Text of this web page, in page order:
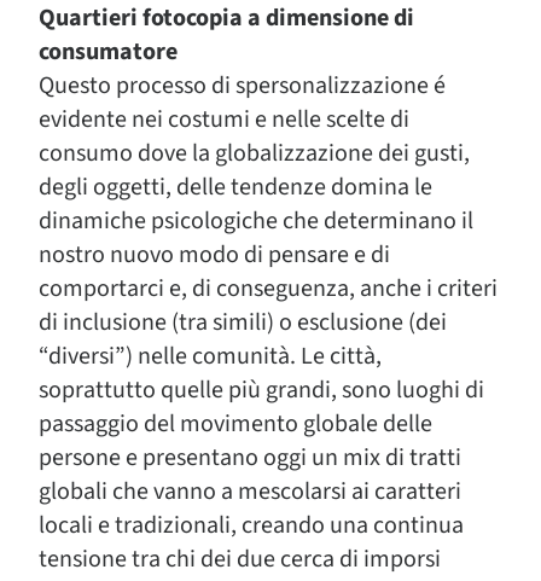
Quartieri fotocopia a dimensione di
consumatore
Questo processo di spersonalizzazione é
evidente nei costumi e nelle scelte di
consumo dove la globalizzazione dei gusti,
degli oggetti, delle tendenze domina le
dinamiche psicologiche che determinano il
nostro nuovo modo di pensare e di
comportarci e, di conseguenza, anche i criteri
di inclusione (tra simili) o esclusione (dei
“diversi”) nelle comunità. Le città,
soprattutto quelle più grandi, sono luoghi di
passaggio del movimento globale delle
persone e presentano oggi un mix di tratti
globali che vanno a mescolarsi ai caratteri
locali e tradizionali, creando una continua
tensione tra chi dei due cerca di imporsi